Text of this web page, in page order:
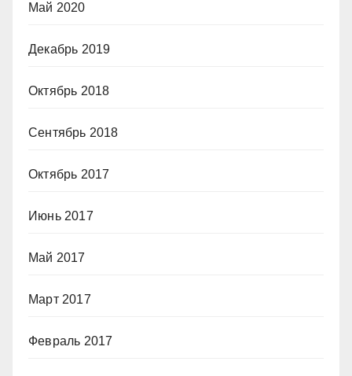
Май 2020
Декабрь 2019
Октябрь 2018
Сентябрь 2018
Октябрь 2017
Июнь 2017
Май 2017
Март 2017
Февраль 2017